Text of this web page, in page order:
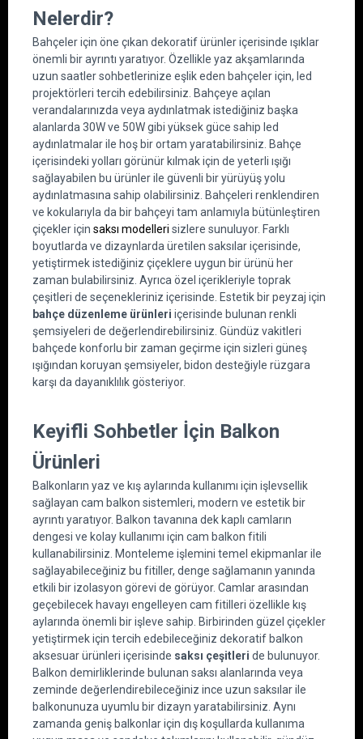
Nelerdir?
Bahçeler için öne çıkan dekoratif ürünler içerisinde ışıklar
önemli bir ayrıntı yaratıyor. Özellikle yaz akşamlarında
uzun saatler sohbetlerinize eşlik eden bahçeler için, led
projektörleri tercih edebilirsiniz. Bahçeye açılan
verandalarınızda veya aydınlatmak istediğiniz başka
alanlarda 30W ve 50W gibi yüksek güce sahip led
aydınlatmalar ile hoş bir ortam yaratabilirsiniz. Bahçe
içerisindeki yolları görünür kılmak için de yeterli ışığı
sağlayabilen bu ürünler ile güvenli bir yürüyüş yolu
aydınlatmasına sahip olabilirsiniz. Bahçeleri renklendiren
ve kokularıyla da bir bahçeyi tam anlamıyla bütünleştiren
çiçekler için saksı modelleri sizlere sunuluyor. Farklı
boyutlarda ve dizaynlarda üretilen saksılar içerisinde,
yetiştirmek istediğiniz çiçeklere uygun bir ürünü her
zaman bulabilirsiniz. Ayrıca özel içerikleriyle toprak
bahçe düzenleme ürünleri içerisinde bulunan renkli
şemsiyeleri de değerlendirebilirsiniz. Gündüz vakitleri
bahçede konforlu bir zaman geçirme için sizleri güneş
ışığından koruyan şemsiyeler, bidon desteğiyle rüzgara
karşı da dayanıklılık gösteriyor.
Keyifli Sohbetler İçin Balkon
Ürünleri
Balkonların yaz ve kış aylarında kullanımı için işlevsellik
sağlayan cam balkon sistemleri, modern ve estetik bir
ayrıntı yaratıyor. Balkon tavanına dek kaplı camların
dengesi ve kolay kullanımı için cam balkon fitili
kullanabilirsiniz. Monteleme işlemini temel ekipmanlar ile
sağlayabileceğiniz bu fitiller, denge sağlamanın yanında
etkili bir izolasyon görevi de görüyor. Camlar arasından
geçebilecek havayı engelleyen cam fitilleri özellikle kış
aylarında önemli bir işleve sahip. Birbirinden güzel çiçekler
yetiştirmek için tercih edebileceğiniz dekoratif balkon
aksesuar ürünleri içerisinde saksı çeşitleri de bulunuyor.
Balkon demirliklerinde bulunan saksı alanlarında veya
zeminde değerlendirebileceğiniz ince uzun saksılar ile
balkonunuza uyumlu bir dizayn yaratabilirsiniz. Aynı
zamanda geniş balkonlar için dış koşullarda kullanıma